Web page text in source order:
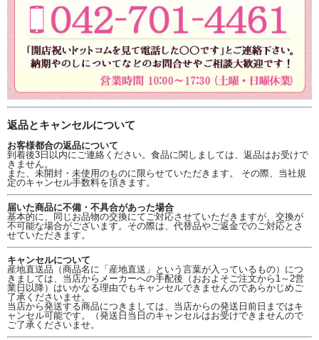
返品とキャンセルについて
お客様都合の返品について
到着後3日以内にご連絡ください。食品に関しましては、返品はお受けで
きません。
また、未開封・未使用のものに限らせていただきます。 その際、当社規
定のキャンセル手数料を頂きます。
届いた商品に不備・不具合があった場合
基本的に、同じお品物の交換にてご対応させていただきますが、交換が
不可能な場合がございます。その際は、代替品やご返金でのご対応とさ
せていただきます。
キャンセルについて
産地直送品（商品名に「産地直送」という言葉が入っているもの）につ
きましては、当店からメーカーへの手配後（おおよそご注文から1～2営
業日以降）はいかなる理由でもキャンセルできませんのであらかじめご
了承くださいませ。
当店から発送する商品につきましては、当店からの発送日前日まではキ
ャンセル可能です。（発送日当日のキャンセルはお受けできませんので
ご了承くださいませ。